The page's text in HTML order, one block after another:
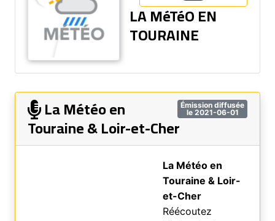
LA MéTéO EN
TOURAINE
Émission diffusée
le 2021-06-01
La Météo en
Touraine & Loir-et-Cher
La Météo en
Touraine & Loir-
et-Cher
Réécoutez